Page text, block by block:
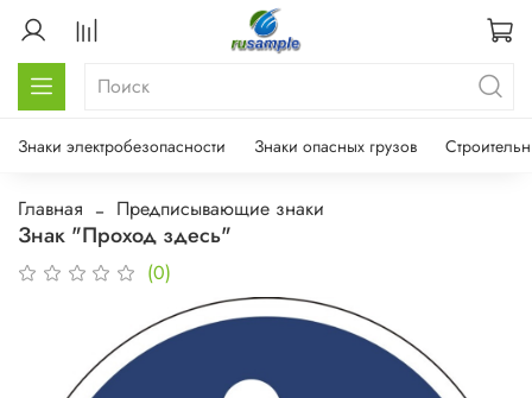
Знаки электробезопасности Знаки опасных грузов
Главная Предписывающие знаки
Знак "Проход здесь"
(0)